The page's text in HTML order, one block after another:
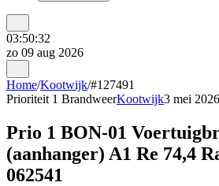
03:50:32
zo 09 aug 2026
Home/Kootwijk/#127491
Prioriteit 1 BrandweerKootwijk3 mei
Prio 1 BON-01
(aanhanger) A1 Re 74,4
062541